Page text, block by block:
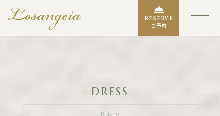
RESERVE
ご予約
DRESS